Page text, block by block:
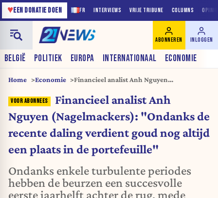
FR INTERVIEWS VRIJE TRIBUNE COLUMNS
♥EEN DONATIE DOEN
BELGIË POLITIEK EUROPA INTERNATIONAAL ECONOMIE
ABONNEREN INLOGGEN
Home Economie
Financieel analist Anh Nguyen
daling verdient goud nog altijd een plaats in
de portefeuille"
Financieel analist Anh
Nguyen (Nagelmackers): "Ondanks de
recente daling verdient goud nog altijd
een plaats in de portefeuille"
Ondanks enkele turbulente periodes
hebben de beurzen een succesvolle
eerste jaarhelft achter de rug, mede